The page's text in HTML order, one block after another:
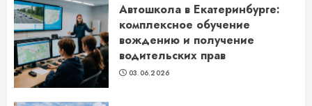
Автошкола в Екатеринбурге:
комплексное обучение
вождению и получение
водительских прав
03.06.2026